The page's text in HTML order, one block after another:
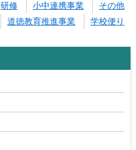
研修 小中連携事業
その他
道徳教育推進事業
学校便り